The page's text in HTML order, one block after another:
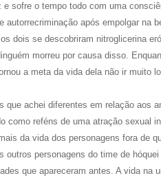
e sofre o tempo todo com uma
autorrecriminação após empolgar na
dois se descobriram nitroglicerina
morreu por causa disso.
a meta da vida dela não ir muito
que achei diferentes em relação aos
como reféns de uma atração sexual
da vida dos personagens fora de
outros personagens do time de
que apareceram antes. A vida